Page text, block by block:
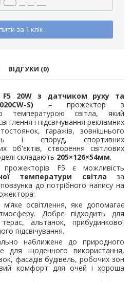
за 1 клiк
ВІДГУКИ (0)
F5 20W з датчиком руху та
S) – прожектор з
температурою світла, який
і підсвічування рекламних
гаражів, зовнішнього
і споруд, спортивних
об'єктів, створення світлових
складають 205×126×54мм.
прожекторів F5 є можливість
температури світла за
до потрібного напису на
освітлення, яке допомагає
Добре підходить для
альтанок, прибудинкової
підсвічування.
наближене до природного
для щоденного використання,
фасадів будівель, робочих зон
комфорт для очей і хороша